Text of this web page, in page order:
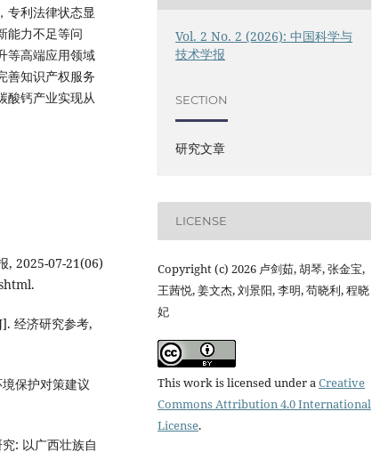
专利法律状态显
能力不足等问
等高端应用领域
善知识产权服务
酸钙产业实现从
, 2025-07-21(06)
经济研究参考,
保护对策建议
: 以广西壮族自
Vol. 2 No. 2 (2026): 中国科学与
技术学报
SECTION
研究文章
LICENSE
Copyright (c) 2026 卢剑茹, 胡琴, 张金宝,
王茜悦, 姜文杰, 刘景阳, 李明, 苟晓利, 程晓
妃
This work is licensed under aCreative
Commons Attribution 4.0 International
License.